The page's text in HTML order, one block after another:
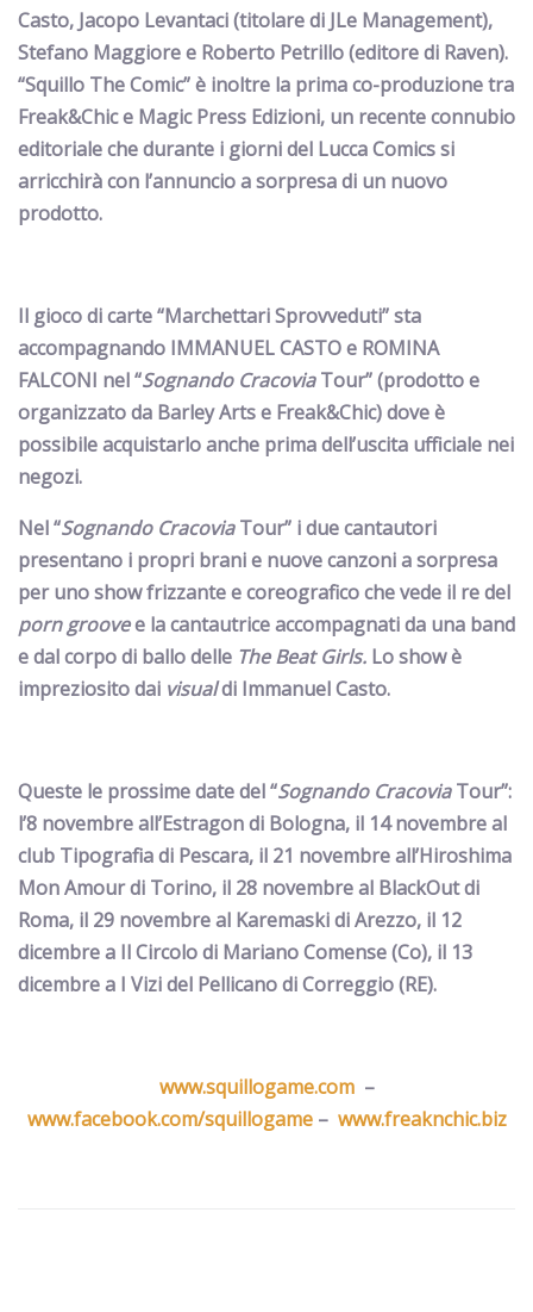
Casto, Jacopo Levantaci (titolare di JLe Management),
Stefano Maggiore e Roberto Petrillo (editore di Raven).
“Squillo The Comic” è inoltre la prima co-produzione tra
Freak&Chic e Magic Press Edizioni, un recente connubio
editoriale che durante i giorni del Lucca Comicssi
arricchirà con l’annuncio a sorpresa di un nuovo
prodotto.
Il gioco di carte “Marchettari Sprovveduti” sta
accompagnando IMMANUEL CASTO e ROMINA
FALCONI nel “Sognando CracoviaTour”(prodotto e
organizzato da Barley Arts e Freak&Chic)dove è
possibile acquistarlo anche prima dell’uscita ufficiale nei
negozi.
Nel “Sognando CracoviaTour” i due cantautori
presentano i propri brani e nuove canzoni a sorpresa
per uno show frizzante e coreograficoche vede il re del
porn groovee la cantautriceaccompagnati da una band
e dal corpo di ballo delle The Beat Girls. Lo show è
impreziosito dai visualdi Immanuel Casto.
Queste le prossime date del “Sognando CracoviaTour”:
l’8 novembre all’Estragon di Bologna, il 14 novembre al
club Tipografia di Pescara, il 21 novembre all’Hiroshima
Mon Amour di Torino, il 28 novembre al BlackOut di
Roma, il 29 novembre al Karemaski diArezzo, il 12
dicembre a Il Circolo di Mariano Comense(Co), il 13
dicembre a I Vizi del Pellicano diCorreggio(RE).
www.squillogame.com–
www.facebook.com/squillogame– www.freaknchic.biz